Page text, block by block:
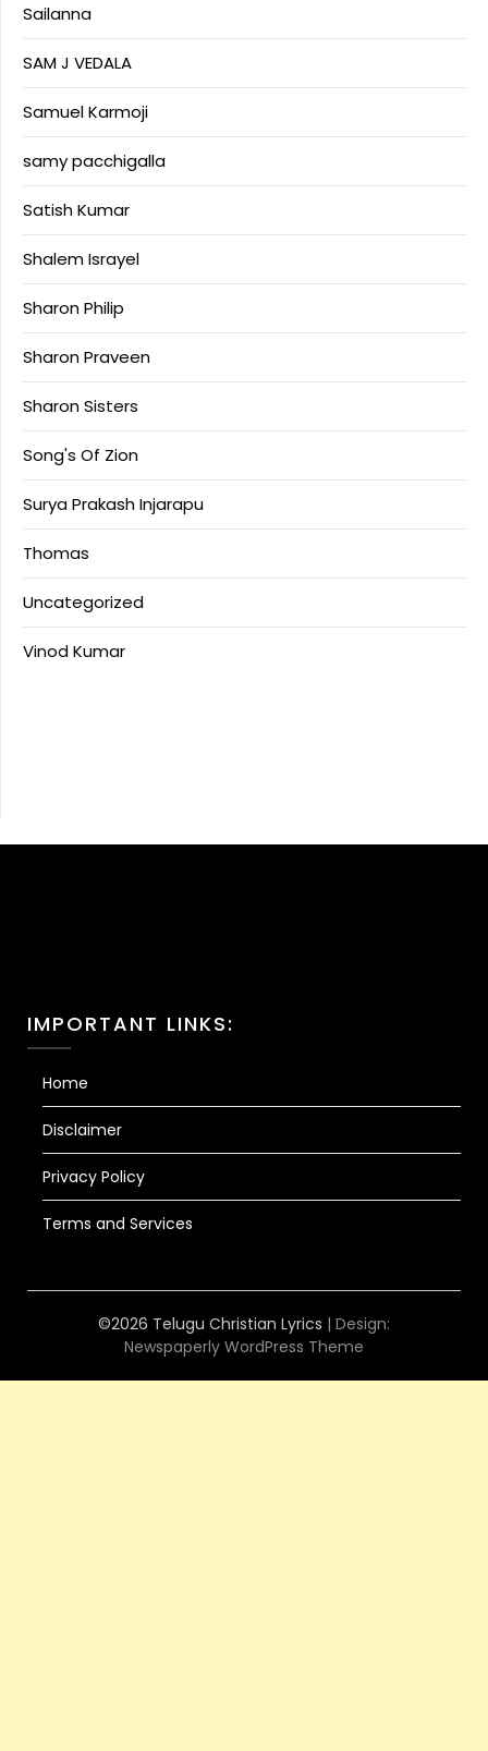
Sailanna
SAM J VEDALA
Samuel Karmoji
samy pacchigalla
Satish Kumar
Shalem Israyel
Sharon Philip
Sharon Praveen
Sharon Sisters
Song's Of Zion
Surya Prakash Injarapu
Thomas
Uncategorized
Vinod Kumar
IMPORTANT LINKS:
Home
Disclaimer
Privacy Policy
Terms and Services
©2026 Telugu Christian Lyrics | Design:
Newspaperly WordPress Theme